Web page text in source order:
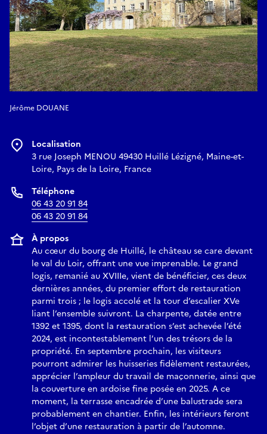
Jérôme DOUANE
Localisation
3 rue Joseph MENOU 49430 Huillé Lézigné, Maine-et-
Loire, Pays de la Loire, France
Téléphone
06 43 20 91 84
06 43 20 91 84
À propos
Au cœur du bourg de Huillé, le château se care devant
le val du Loir, offrant une vue imprenable. Le grand
logis, remanié au XVIIIe, vient de bénéficier, ces deux
dernières années, du premier effort de restauration
parmi trois ; le logis accolé et la tour d’escalier XVe
liant l’ensemble suivront. La charpente, datée entre
1392 et 1395, dont la restauration s’est achevée l’été
2024, est incontestablement l’un des trésors de la
propriété. En septembre prochain, les visiteurs
pourront admirer les huisseries fidèlement restaurées,
apprécier l’ampleur du travail de maçonnerie, ainsi que
la couverture en ardoise fine posée en 2025. A ce
moment, la terrasse encadrée d’une balustrade sera
probablement en chantier. Enfin, les intérieurs feront
l’objet d’une restauration à partir de l’automne.